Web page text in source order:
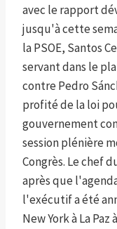
avec le rapport
jusqu'à cette
la PSOE, Santos
servant dans le
contre Pedro
profité de la loi
gouvernement
session plénière
Congrès. Le chef
après que
l'exécutif a été
New York à La